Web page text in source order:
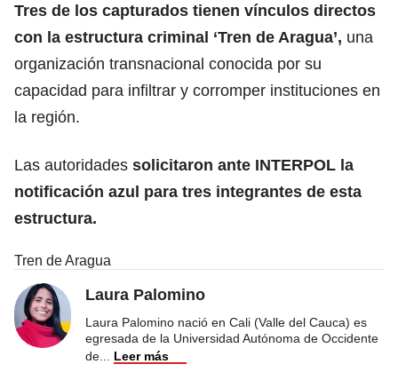
Tres de los capturados tienen vínculos directos
con la estructura criminal ‘Tren de Aragua’, una
organización transnacional conocida por su
capacidad para infiltrar y corromper instituciones en
la región.
Las autoridades solicitaron ante INTERPOL la
notificación azul para tres integrantes de esta
estructura.
Tren de Aragua
Laura Palomino
Laura Palomino nació en Cali (Valle del Cauca) es
egresada de la Universidad Autónoma de Occidente
de
Leer más